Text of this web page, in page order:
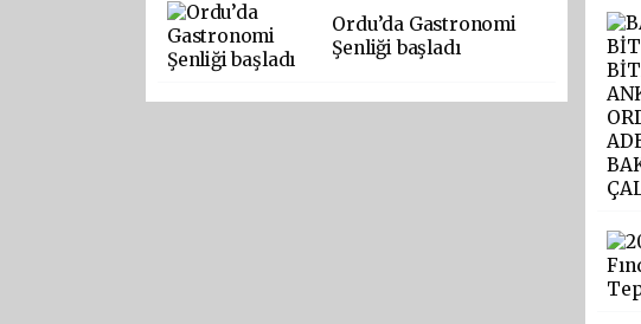
Ordu’da Gastronomi
Şenliği başladı